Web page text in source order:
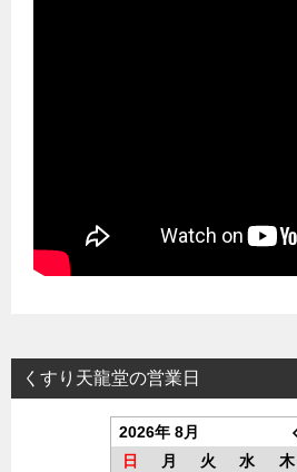
くすり天龍堂の営業日
2026年 8月
日
月 火 水 木